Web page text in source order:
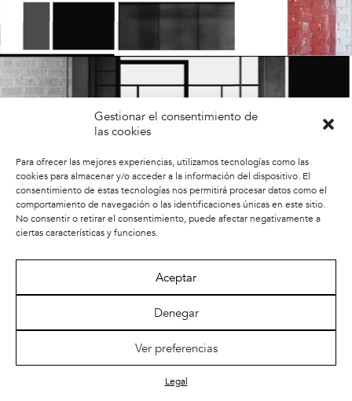
Gestionar el consentimiento de
las cookies
Para ofrecer las mejores experiencias, utilizamos tecnologías como las
cookies para almacenar y/o acceder a la información del dispositivo. El
consentimiento de estas tecnologías nos permitirá procesar datos como el
comportamiento de navegación o las identificaciones únicas en este sitio.
No consentir o retirar el consentimiento, puede afectar negativamente a
ciertas características y funciones.
Aceptar
Denegar
Ver preferencias
Legal
AREA 34
ᐸ